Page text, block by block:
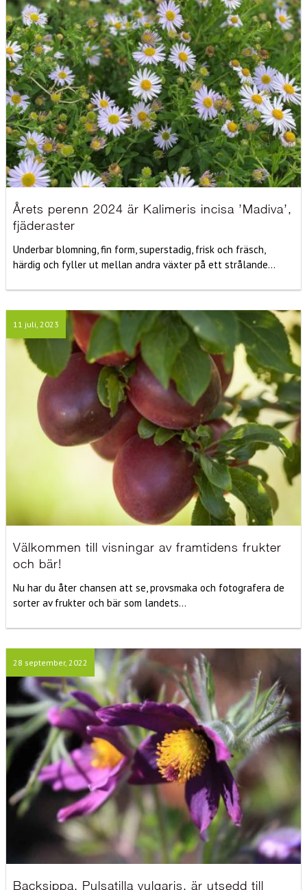
Årets perenn 2024 är Kalimeris incisa ’Madiva’,
fjäderaster
Underbar blomning, fin form, superstadig, frisk och fräsch,
härdig och fyller ut mellan andra växter på ett strålande...
11 juli, 2023
Välkommen till visningar av framtidens frukter
och bär!
Nu har du åter chansen att se, provsmaka och fotografera de
sorter av frukter och bär som landets...
28 september, 2022
Backsippa, Pulsatilla vulgaris, är utsedd till